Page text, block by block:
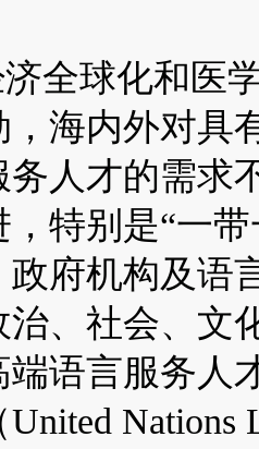
全球化和医
，海内外对具
人才的需求
特别是“一
政府机构及语
治、社会、文
端语言服务人
United Nations